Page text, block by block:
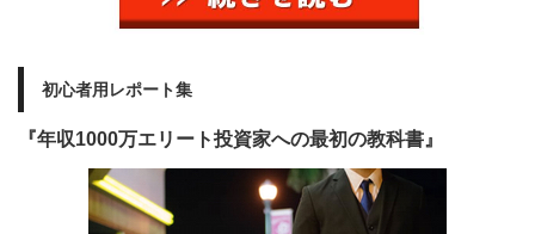
初心者用レポート集
『年収1000万エリート投資家への最初の教科書』